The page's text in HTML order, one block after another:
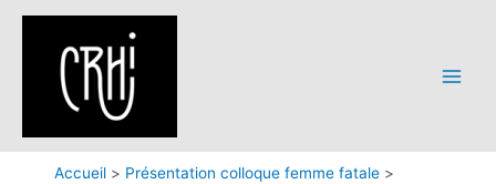
Accueil
Présentation colloque femme fatale